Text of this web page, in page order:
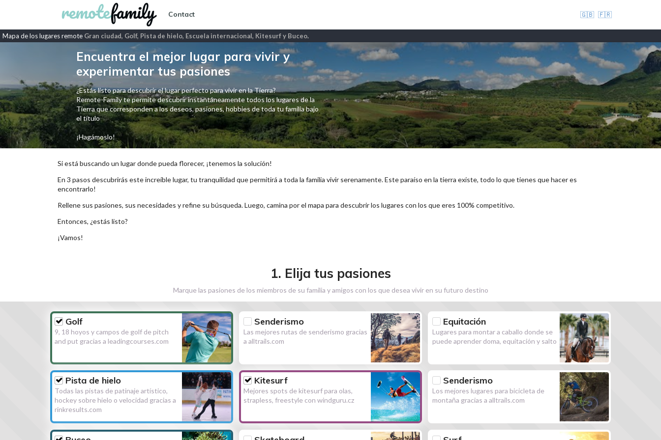
Contact 🇬🇧 🇫🇷
Mapa de los lugares remote Gran ciudad, Golf, Pista de hielo, Escuela internacional, Kitesurf y Buceo.
Encuentra el mejor lugar para vivir y
experimentar tus pasiones
¿Estás listo para descubrir el lugar perfecto para vivir en la Tierra?
Remote-Family te permite descubrir instantáneamente todos los lugares de la
Tierra que corresponden a los deseos, pasiones, hobbies de toda tu familia bajo
el título
¡Hagámoslo!
Si está buscando un lugar donde pueda florecer, ¡tenemos la solución!
En 3 pasos descubrirás este increíble lugar, tu tranquilidad que permitirá a toda la familia vivir serenamente. Este paraíso en la tierra existe, todo lo que tienes que hacer es
encontrarlo!
Rellene sus pasiones, sus necesidades y refine su búsqueda. Luego, camina por el mapa para descubrir los lugares con los que eres 100% competitivo.
Entonces, ¿estás listo?
¡Vamos!
1. Elija tus pasiones
Marque las pasiones de los miembros de su familia y amigos con los que desea vivir en su futuro destino
Golf
9, 18 hoyos y campos de golf de pitch
and put gracias a leadingcourses.com
Senderismo
Las mejores rutas de senderismo gracias
a alltrails.com
Equitación
Lugares para montar a caballo donde se
puede aprender doma, equitación y salto
Pista de hielo
Todas las pistas de patinaje artístico,
hockey sobre hielo o velocidad gracias a
rinkresults.com
Kitesurf
Mejores spots de kitesurf para olas,
strapless, freestyle con windguru.cz
Senderismo
Los mejores lugares para bicicleta de
montaña gracias a alltrails.com